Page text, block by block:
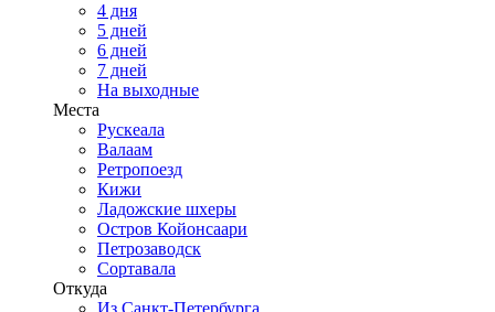
4 дня
5 дней
6 дней
7 дней
На выходные
Места
Рускеала
Валаам
Ретропоезд
Кижи
Ладожские шхеры
Остров Койонсаари
Петрозаводск
Сортавала
Откуда